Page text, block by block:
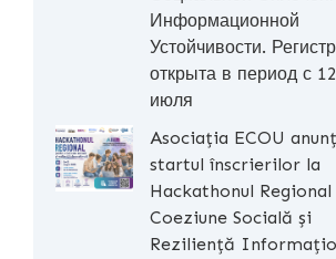
Информационной
Устойчивости.
открыта в период с
июля
Asociația ECOU
startul înscrierilor la
Hackathonul
Coeziune Socială și
Reziliență